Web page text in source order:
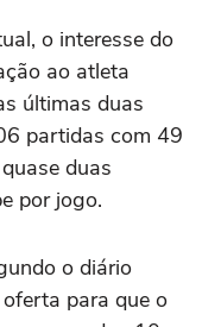
o interesse do
ao atleta
últimas duas
partidas com 49
duas
por jogo.
o diário
para que o